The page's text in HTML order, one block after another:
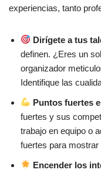
Aproveche las
3 – Adaptar el
una narrativa única
Destacar las
deslumbrantes
Personalizar
experiencias, tanto
Dirígete a tus
definen. ¿Eres un
organizador
Identifique las
Puntos fuertes
fuertes y sus
trabajo en equipo o
fuertes para
Encender los